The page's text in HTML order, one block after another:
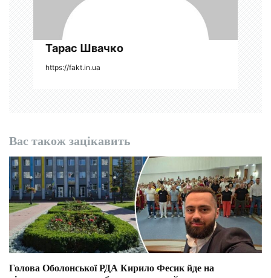
Тарас Швачко
https://fakt.in.ua
Вас також зацікавить
Голова Оболонської РДА Кирило Фесик йде на